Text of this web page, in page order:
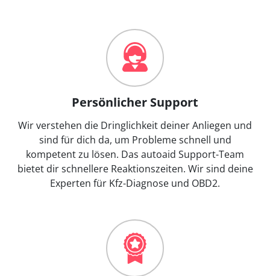
Persönlicher Support
Wir verstehen die Dringlichkeit deiner Anliegen und
sind für dich da, um Probleme schnell und
kompetent zu lösen. Das autoaid Support-Team
bietet dir schnellere Reaktionszeiten. Wir sind deine
Experten für Kfz-Diagnose und OBD2.